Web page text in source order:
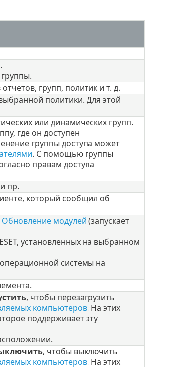
групп, политик и т. д.
политики. Для этой
или динамических групп.
где он доступен
группы доступа может
. С помощью группы
правам доступа
пр.
который сообщил об
Обновление модулей (запускает
установленных на выбранном
системы на
, чтобы перезагрузить
компьютеров. На этих
поддерживает эту
, чтобы выключить
компьютеров. На этих